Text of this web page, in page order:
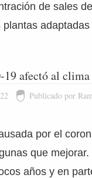
de sales
plantas
afectó al
Publicado por
por el
que
años y en